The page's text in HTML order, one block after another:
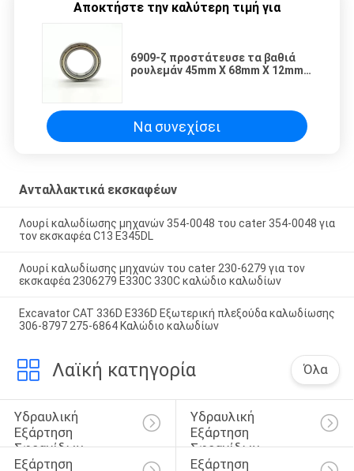
Αποκτήστε την καλύτερη τιμή για
6909-ζ προστάτευσε τα βαθιά
ρουλεμάν 45mm X 68mm X 12mm
Να συνεχίσει
Ανταλλακτικά εκσκαφέων
Λουρί καλωδίωσης μηχανών 354-0048 του cater 354-0048 για
τον εκσκαφέα C13 E345DL
Λουρί καλωδίωσης μηχανών του cater 230-6279 για τον
εκσκαφέα 2306279 E330C 330C καλώδιο καλωδίων
Excavator CAT 336D E336D Εξωτερική πλεξούδα καλωδίωσης
306-8797 275-6864 Καλώδιο καλωδίων
Λαϊκή κατηγορία Όλα
Υδραυλική
Εξάρτηση
Σφραγίδων
Κυλίνδρων
Υδραυλική
Εξάρτηση
Σφραγίδων
Διακοπτών
Εξάρτηση Εξάρτηση